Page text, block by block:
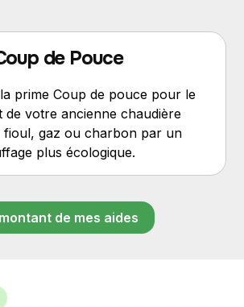
de Pouce
prime Coup de pouce pour le
de votre ancienne chaudière
fioul, gaz ou charbon par un
plus écologique.
de mes aides